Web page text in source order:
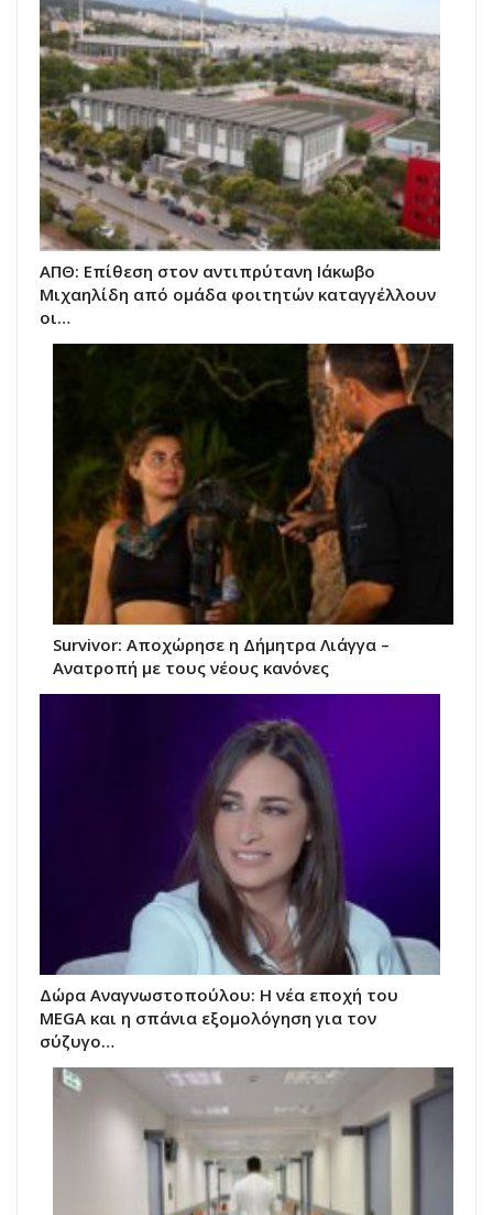
ΑΠΘ: Επίθεση στον αντιπρύτανη Ιάκωβο
Μιχαηλίδη από ομάδα φοιτητών καταγγέλλουν
οι…
Survivor: Αποχώρησε η Δήμητρα Λιάγγα –
Ανατροπή με τους νέους κανόνες
Δώρα Αναγνωστοπούλου: Η νέα εποχή του
MEGA και η σπάνια εξομολόγηση για τον
σύζυγο…